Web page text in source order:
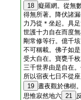
18 癡羅網。從無
得無所著。降伏諸
力乃從＊坐起。具
世護十力自在而度
剛常修等行。億千
不可稱載。佛子如
受大自在。寶甕千
三千世界由是自在
所以宿夜七日不從
19 晝夜觀於佛樹
思惟寂然地六 21